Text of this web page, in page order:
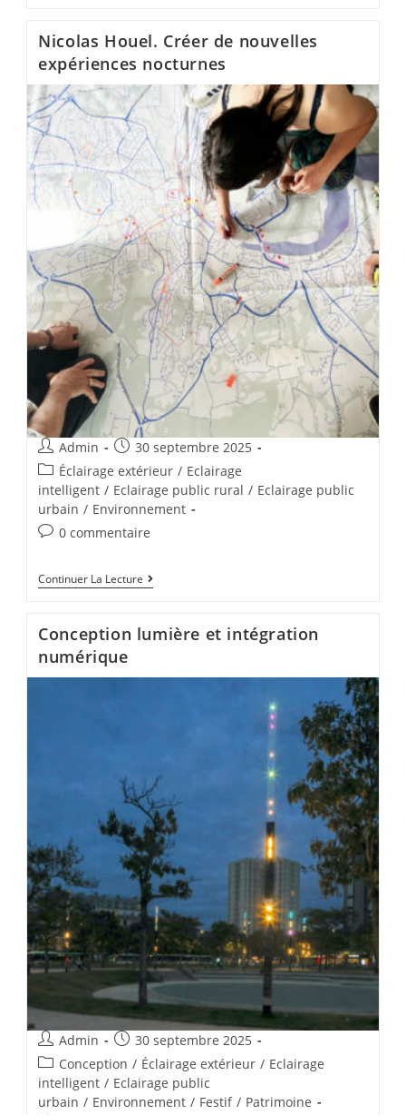
Nicolas Houel. Créer de nouvelles
expériences nocturnes
Admin
30 septembre 2025
Éclairage extérieur / Eclairage
intelligent / Eclairage public rural / Eclairage public
urbain / Environnement
0 commentaire
Continuer La Lecture
Conception lumière et intégration
numérique
Admin
30 septembre 2025
Conception / Éclairage extérieur / Eclairage
intelligent / Eclairage public
urbain / Environnement / Festif / Patrimoine